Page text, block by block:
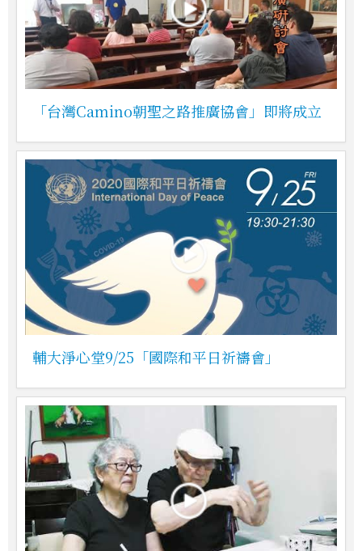
「台灣Camino朝聖之路推廣協會」即將成立
輔大淨心堂9/25「國際和平日祈禱會」